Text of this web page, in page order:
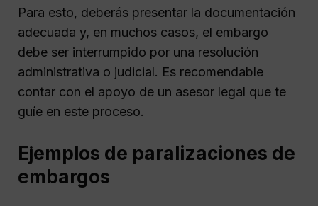
Para esto, deberás presentar la documentación
adecuada y, en muchos casos, el embargo
debe ser interrumpido por una resolución
administrativa o judicial. Es recomendable
contar con el apoyo de un asesor legal que te
guíe en este proceso.
Ejemplos de paralizaciones de
embargos